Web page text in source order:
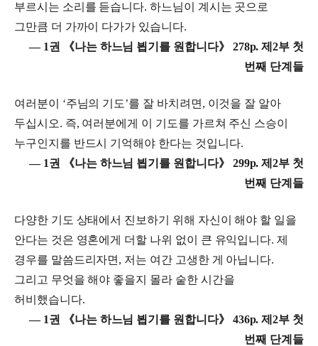
부르시는 소리를 듣습니다. 하느님이 계시는 곳으로
그만큼 더 가까이 다가가 있습니다.
― 1권 《나는 하느님 뵙기를 원합니다》 278p. 제2부 첫
번째 단계들
여러분이 ‘주님의 기도’를 잘 바치려면, 이것을 잘 알아
두십시오. 즉, 여러분에게 이 기도를 가르쳐 주신 스승이
누구인지를 반드시 기억해야 한다는 것입니다.
― 1권 《나는 하느님 뵙기를 원합니다》 299p. 제2부 첫
번째 단계들
다양한 기도 상태에서 진보하기 위해 자신이 해야 할 일을
안다는 것은 영혼에게 더할 나위 없이 큰 유익입니다. 제
경우를 말씀드리자면, 저는 여간 고생한 게 아닙니다.
그리고 무엇을 해야 좋을지 몰라 숱한 시간을
허비했습니다.
― 1권 《나는 하느님 뵙기를 원합니다》 436p. 제2부 첫
번째 단계들